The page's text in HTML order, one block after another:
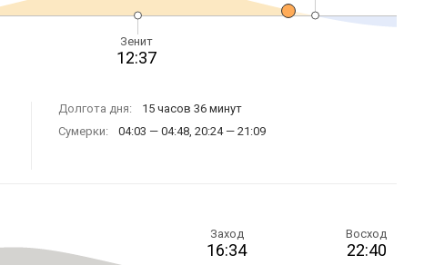
Зенит
12:37
Долгота дня:
15 часов 36 минут
Сумерки:
04:03 — 04:48, 20:24 — 21:09
Восход
22:40
Заход
16:34